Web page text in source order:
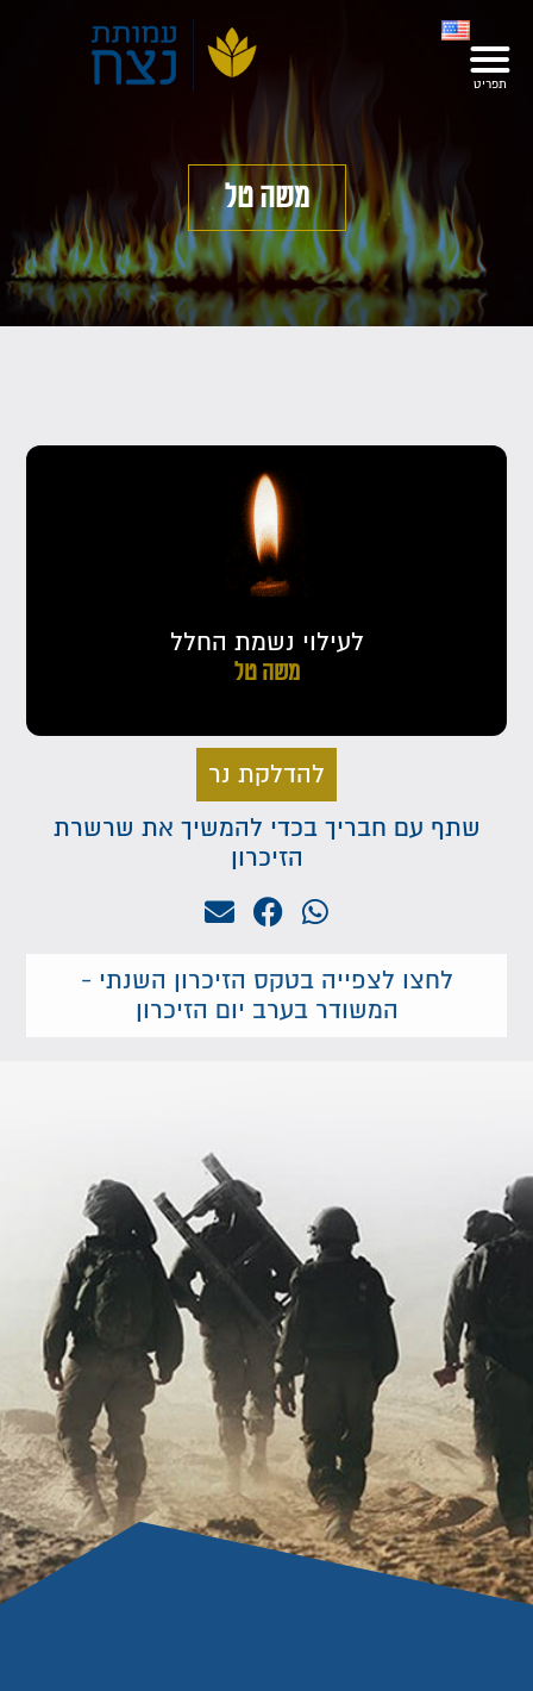
משה טל
לעילוי נשמת החלל
משה טל
להדלקת נר
שתף עם חבריך בכדי להמשיך את שרשרת
הזיכרון
לחצו לצפייה בטקס הזיכרון השנתי -
המשודר בערב יום הזיכרון